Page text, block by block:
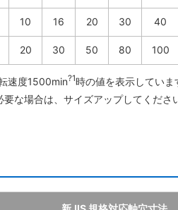
10 16 20 30 40
20 30 50 80 100
速度1500min?1時の値を表示してい
な場合は、サイズアップしてくださ